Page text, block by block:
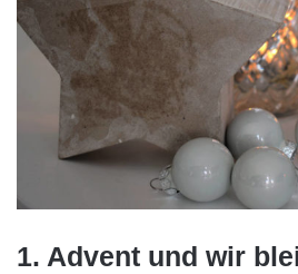
1. Advent und wir